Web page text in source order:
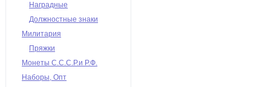
Наградные
Должностные знаки
Милитария
Пряжки
Монеты С.С.С.Р.и Р.Ф.
Наборы, Опт